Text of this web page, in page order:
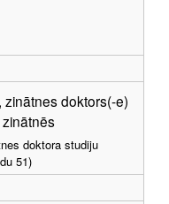
doktors(-e)
doktora studiju
51)